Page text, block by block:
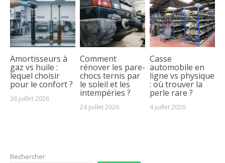
Amortisseurs à
gaz vs huile :
lequel choisir
pour le confort ?
26 juillet 2026
Comment
rénover les pare-
chocs ternis par
le soleil et les
intempéries ?
24 juillet 2026
Casse
automobile en
ligne vs physique
: où trouver la
perle rare ?
4 juillet 2026
Rechercher